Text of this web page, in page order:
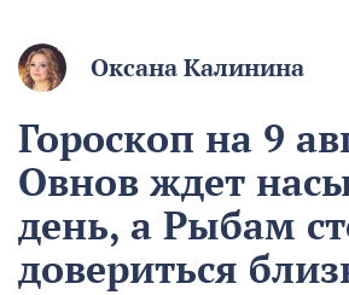
Оксана Калинина
Гороскоп на 9
Овнов ждет
день, а Рыбам
довериться